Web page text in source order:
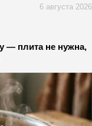
6 августа 2026
— плита не нужна,